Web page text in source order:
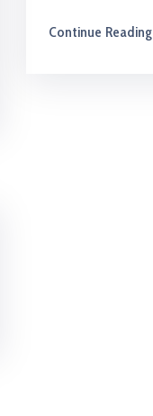
Continue Reading